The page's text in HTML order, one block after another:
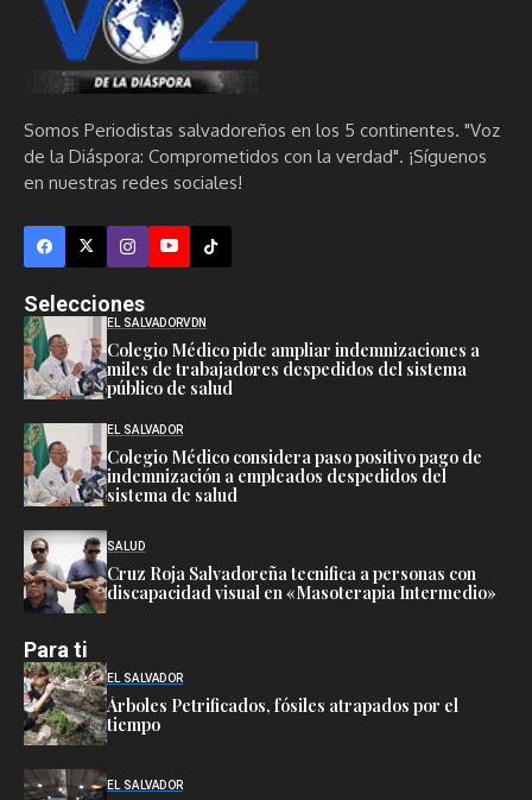
Somos Periodistas salvadoreños en los 5 continentes. "Voz
de la Diáspora: Comprometidos con la verdad". ¡Síguenos
en nuestras redes sociales!
Selecciones
EL SALVADORVDN
Colegio Médico pide ampliar indemnizaciones a
miles de trabajadores despedidos del sistema
público de salud
EL SALVADOR
Colegio Médico considera paso positivo pago de
indemnización a empleados despedidos del
sistema de salud
SALUD
Cruz Roja Salvadoreña tecnifica a personas con
discapacidad visual en «Masoterapia Intermedio»
Para ti
EL SALVADOR
Árboles Petrificados, fósiles atrapados por el
tiempo
EL SALVADOR